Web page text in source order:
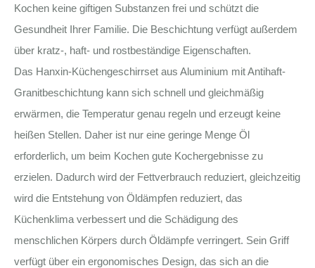
Kochen keine giftigen Substanzen frei und schützt die
Gesundheit Ihrer Familie. Die Beschichtung verfügt außerdem
über kratz-, haft- und rostbeständige Eigenschaften.
Das Hanxin-Küchengeschirrset aus Aluminium mit Antihaft-
Granitbeschichtung kann sich schnell und gleichmäßig
erwärmen, die Temperatur genau regeln und erzeugt keine
heißen Stellen. Daher ist nur eine geringe Menge Öl
erforderlich, um beim Kochen gute Kochergebnisse zu
erzielen. Dadurch wird der Fettverbrauch reduziert, gleichzeitig
wird die Entstehung von Öldämpfen reduziert, das
Küchenklima verbessert und die Schädigung des
menschlichen Körpers durch Öldämpfe verringert. Sein Griff
verfügt über ein ergonomisches Design, das sich an die